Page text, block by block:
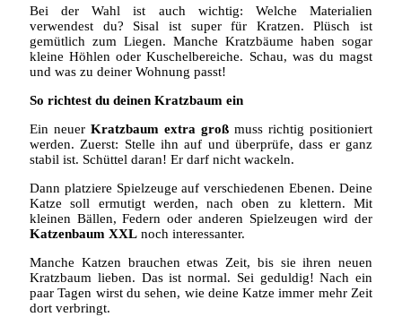
Bei der Wahl ist auch wichtig: Welche Materialien
verwendest du? Sisal ist super für Kratzen. Plüsch ist
gemütlich zum Liegen. Manche Kratzbäume haben sogar
kleine Höhlen oder Kuschelbereiche. Schau, was du magst
und was zu deiner Wohnung passt!
So richtest du deinen Kratzbaum ein
Ein neuer Kratzbaum extra groß muss richtig positioniert
werden. Zuerst: Stelle ihn auf und überprüfe, dass er ganz
stabil ist. Schüttel daran! Er darf nicht wackeln.
Dann platziere Spielzeuge auf verschiedenen Ebenen. Deine
Katze soll ermutigt werden, nach oben zu klettern. Mit
kleinen Bällen, Federn oder anderen Spielzeugen wird der
Katzenbaum XXL noch interessanter.
Manche Katzen brauchen etwas Zeit, bis sie ihren neuen
Kratzbaum lieben. Das ist normal. Sei geduldig! Nach ein
paar Tagen wirst du sehen, wie deine Katze immer mehr Zeit
dort verbringt.